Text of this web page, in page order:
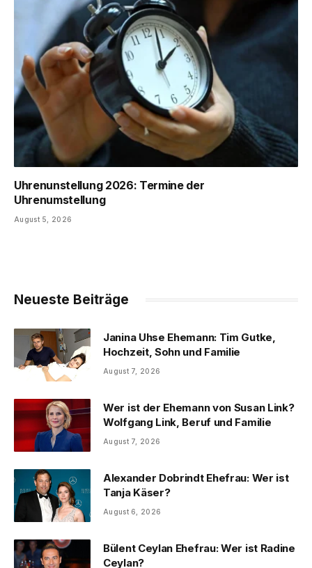
Uhrenunstellung 2026: Termine der
Uhrenumstellung
August 5, 2026
Neueste Beiträge
Janina Uhse Ehemann: Tim Gutke,
Hochzeit, Sohn und Familie
August 7, 2026
Wer ist der Ehemann von Susan Link?
Wolfgang Link, Beruf und Familie
August 7, 2026
Alexander Dobrindt Ehefrau: Wer ist
Tanja Käser?
August 6, 2026
Bülent Ceylan Ehefrau: Wer ist Radine
Ceylan?